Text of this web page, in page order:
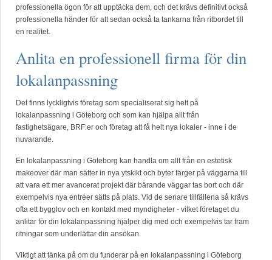
professionella ögon för att upptäcka dem, och det krävs definitivt också
professionella händer för att sedan också ta tankarna från ritbordet till
en realitet.
Anlita en professionell firma för din
lokalanpassning
Det finns lyckligtvis företag som specialiserat sig helt på
lokalanpassning i Göteborg och som kan hjälpa allt från
fastighetsägare, BRF:er och företag att få helt nya lokaler - inne i de
nuvarande.
En lokalanpassning i Göteborg kan handla om allt från en estetisk
makeover där man sätter in nya ytskikt och byter färger på väggarna till
att vara ett mer avancerat projekt där bärande väggar tas bort och där
exempelvis nya entréer sätts på plats. Vid de senare tillfällena så krävs
ofta ett bygglov och en kontakt med myndigheter - vilket företaget du
anlitar för din lokalanpassning hjälper dig med och exempelvis tar fram
ritningar som underlättar din ansökan.
Viktigt att tänka på om du funderar på en lokalanpassning i Göteborg